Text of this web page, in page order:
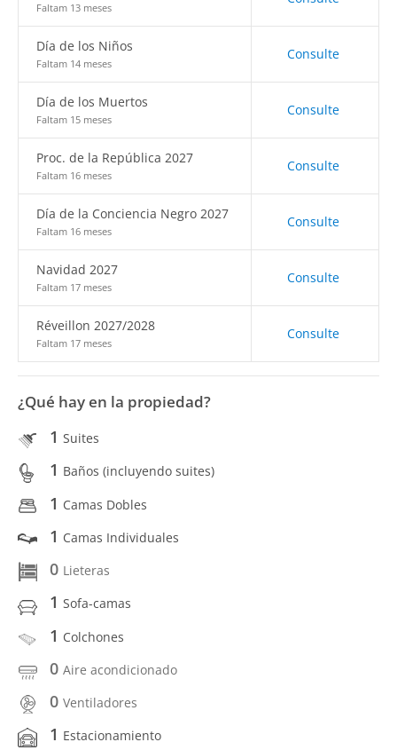
Faltam 13 meses
Día de los Niños
Faltam 14 meses
Consulte
Día de los Muertos
Faltam 15 meses
Consulte
Proc. de la República 2027
Faltam 16 meses
Consulte
Día de la Conciencia Negro 2027
Faltam 16 meses
Consulte
Navidad 2027
Faltam 17 meses
Consulte
Réveillon 2027/2028
Faltam 17 meses
Consulte
¿Qué hay en la propiedad?
1 Suites
1 Baños (incluyendo suites)
1 Camas Dobles
1 Camas Individuales
0 Lieteras
1 Sofa-camas
1 Colchones
0 Aire acondicionado
0 Ventiladores
1 Estacionamiento